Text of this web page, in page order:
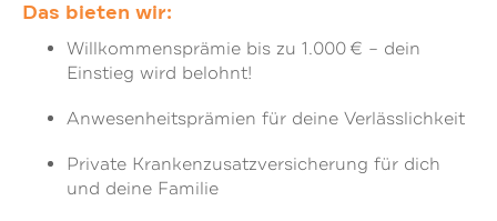
Das bieten wir:
Willkommensprämie bis zu 1.000 € – dein
Einstieg wird belohnt!
Anwesenheitsprämien für deine Verlässlichkeit
Private Krankenzusatzversicherung für dich
und deine Familie